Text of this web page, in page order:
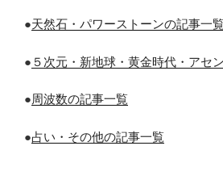
●天然石・パワーストーンの記事一
● ５次元・新地球・黄金時代・アセ
●周波数の記事一覧
●占い・その他の記事一覧